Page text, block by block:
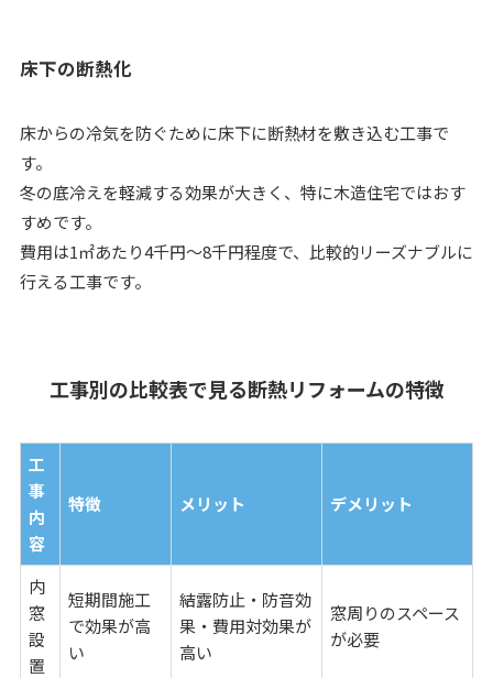
床下の断熱化
床からの冷気を防ぐために床下に断熱材を敷き込む工事で
す。
冬の底冷えを軽減する効果が大きく、特に木造住宅ではおす
すめです。
費用は1㎡あたり4千円〜8千円程度で、比較的リーズナブルに
行える工事です。
工事別の比較表で見る断熱リフォームの特徴
工
事
内
容
特徴 メリット デメリット
内
窓
設
置
短期間施工
で効果が高
い
結露防止・防音効
果・費用対効果が
高い
窓周りのスペース
が必要